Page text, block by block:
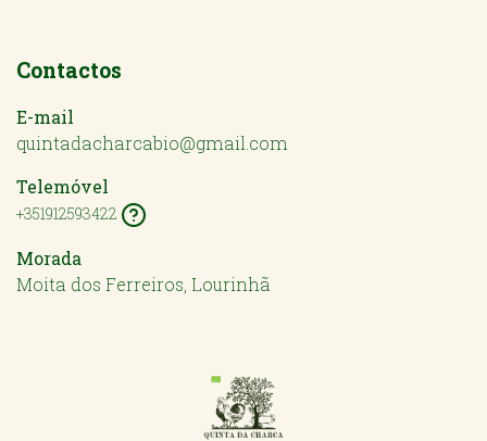
Contactos
E-mail
quintadacharcabio@gmail.com
Telemóvel
+351912593422
Morada
Moita dos Ferreiros, Lourinhã